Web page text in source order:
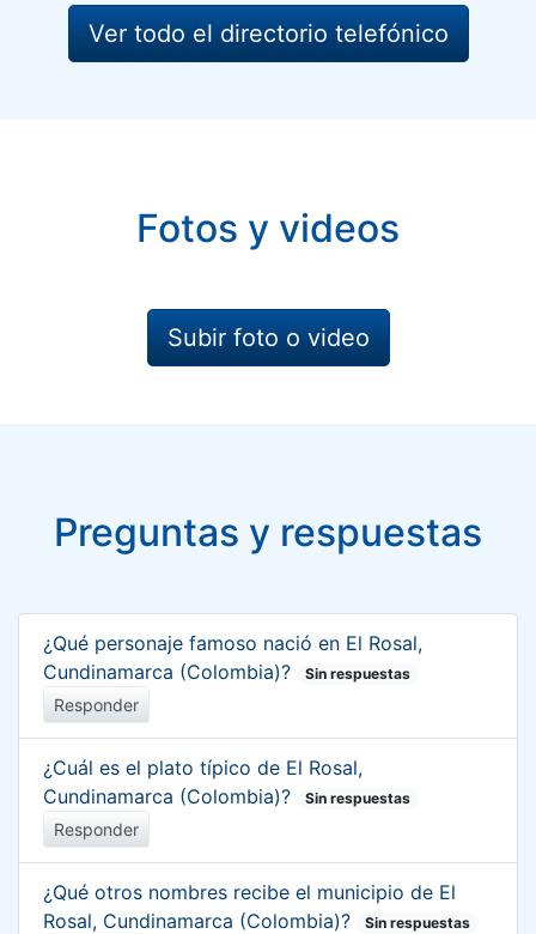
Ver todo el directorio telefónico
Fotos y videos
Subir foto o video
Preguntas y respuestas
¿Qué personaje famoso nació en El Rosal,
Cundinamarca (Colombia)?
Sin respuestas
Responder
¿Cuál es el plato típico de El Rosal,
Cundinamarca (Colombia)?
Sin respuestas
Responder
¿Qué otros nombres recibe el municipio de El
Rosal, Cundinamarca (Colombia)?
Sin respuestas